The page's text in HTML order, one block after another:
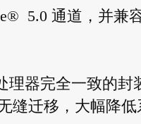
5.0 通道，并兼
器完全一致的封
迁移，大幅降低